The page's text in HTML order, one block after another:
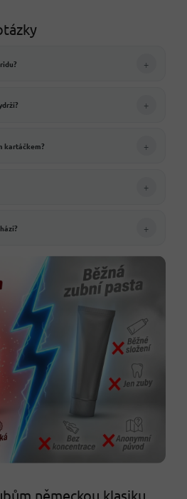
+
+
kartáčkem? +
+
+
německou klasiku